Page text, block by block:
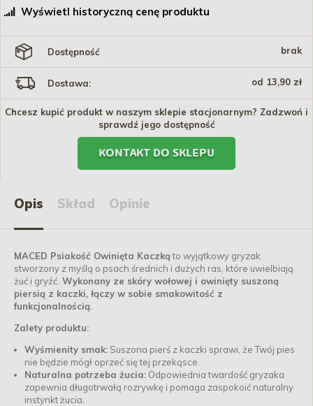
Wyświetl historyczną cenę produktu
Dostępność brak
Dostawa: od 13,90 zł
Chcesz kupić produkt w naszym sklepie stacjonarnym? Zadzwoń i
sprawdź jego dostępność
KONTAKT DO SKLEPU
Opis Skład Opinie
MACED Psiakość Owinięta Kaczkąto wyjątkowy gryzak
stworzony z myślą o psach średnich i dużych ras, które uwielbiają
żuć i gryźć. Wykonany ze skóry wołowej i owinięty suszoną
piersią z kaczki, łączy w sobie smakowitość z
funkcjonalnością.
Zalety produktu:
Wyśmienity smak: Suszona pierś z kaczki sprawi, że Twój pies
nie będzie mógł oprzeć się tej przekąsce.
Naturalna potrzeba żucia: Odpowiednia twardość gryzaka
zapewnia długotrwałą rozrywkę i pomaga zaspokoić naturalny
instynkt żucia.